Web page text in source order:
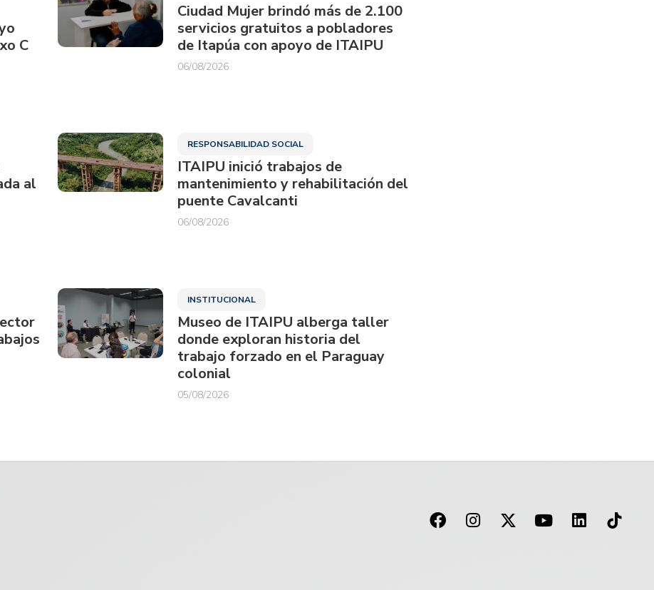
C
Ciudad Mujer brindó más de 2.100
servicios gratuitos a pobladores
de Itapúa con apoyo de ITAIPU
06/08/2026
al
RESPONSABILIDAD SOCIAL
ITAIPU inició trabajos de
mantenimiento y rehabilitación del
puente Cavalcanti
06/08/2026
INSTITUCIONAL
Museo de ITAIPU alberga taller
donde exploran historia del
trabajo forzado en el Paraguay
colonial
05/08/2026